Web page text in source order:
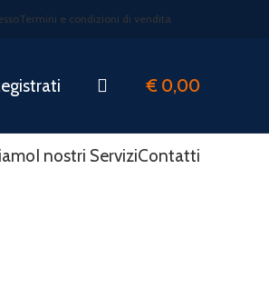
Termini e condizioni di vendita
€ 0,00
I nostri ServiziContatti